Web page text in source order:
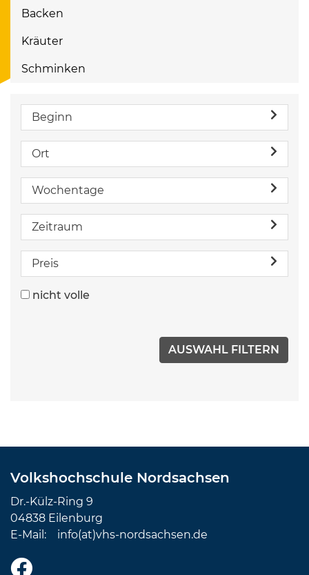
Backen
Kräuter
Schminken
Beginn
Ort
Wochentage
Zeitraum
Preis
nicht volle
Volkshochschule Nordsachsen
Dr.-Külz-Ring 9
04838 Eilenburg
E-Mail: info(at)vhs-nordsachsen.de